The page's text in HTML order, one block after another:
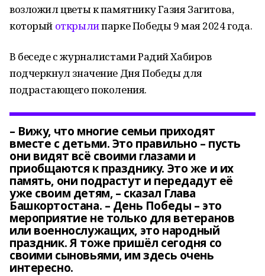
возложил цветы к памятнику Газия Загитова,
который открылипарке Победы 9 мая 2024 года.
В беседе с журналистами Радий Хабиров
подчеркнул значение Дня Победы для
подрастающего поколения.
– Вижу, что многие семьи приходят
вместе с детьми. Это правильно – пусть
они видят всё своими глазами и
приобщаются к празднику. Это же и их
память, они подрастут и передадут её
уже своим детям, – сказал Глава
Башкортостана. – День Победы – это
мероприятие не только для ветеранов
или военнослужащих, это народный
праздник. Я тоже пришёл сегодня со
своими сыновьями, им здесь очень
интересно.